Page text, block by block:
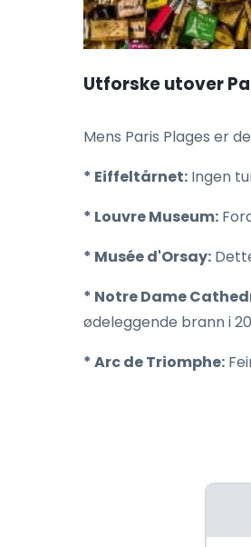
Utforske utover
Mens Paris Plages er
* Eiffeltårnet: Ingen
* Louvre Museum:
* Musée d'Orsay:
* Notre Dame
ødeleggende brann i
* Arc de Triomphe: